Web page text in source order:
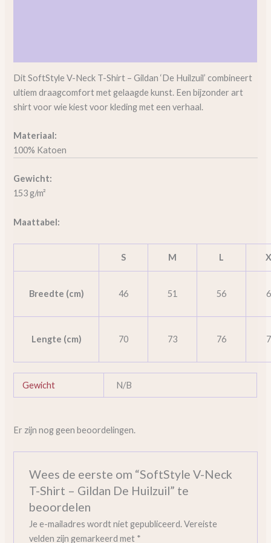
Dit SoftStyle V-Neck T-Shirt – Gildan ‘De Huilzuil’ combineert
ultiem draagcomfort met gelaagde kunst. Een bijzonder art
shirt voor wie kiest voor kleding met een verhaal.
Materiaal:
100% Katoen
Gewicht:
153 g/m²
Maattabel:
S M L
Breedte (cm) 46 51 56
Lengte (cm) 70 73 76
Gewicht N/B
Er zijn nog geen beoordelingen.
Wees de eerste om “SoftStyle V-Neck
T-Shirt – Gildan De Huilzuil” te
beoordelen
Je e-mailadres wordt niet gepubliceerd.Vereiste
velden zijn gemarkeerd met *